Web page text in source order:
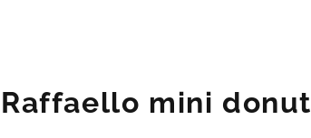
Raffaello mini donut